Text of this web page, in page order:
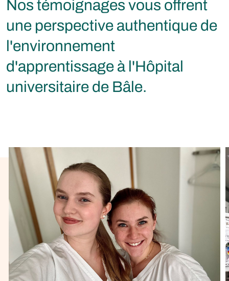
Nos témoignages vous offrent
une perspective authentique de
l'environnement
d'apprentissage à l'Hôpital
universitaire de Bâle.